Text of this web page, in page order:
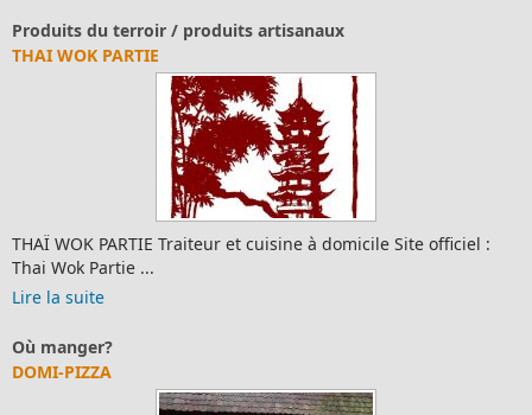
artisanaux
et cuisine à domicile Site officiel :
Où dormir?
Gîte de FranceMr